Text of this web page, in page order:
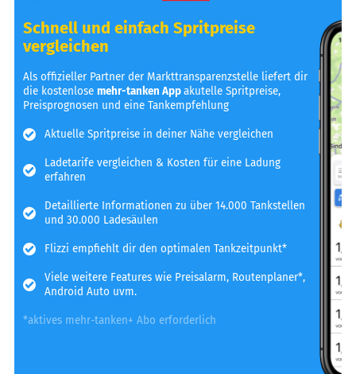
Schnell und einfach Spritpreise
vergleichen
Als offizieller Partner der Markttransparenzstelle liefert dir
die kostenlosemehr-tanken Appakutelle Spritpreise,
Preisprognosen und eine Tankempfehlung
Aktuelle Spritpreise in deiner Nähe vergleichen
Ladetarife vergleichen & Kosten für eine Ladung
erfahren
Detaillierte Informationen zu über 14.000 Tankstellen
und 30.000 Ladesäulen
Flizzi empfiehlt dir den optimalen Tankzeitpunkt*
Viele weitere Features wie Preisalarm, Routenplaner*,
Android Auto uvm.
*aktives mehr-tanken+ Abo erforderlich